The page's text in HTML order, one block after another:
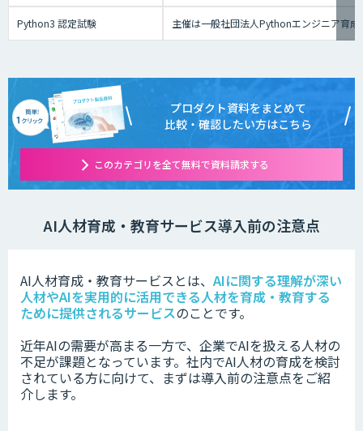
Python3 認定試験 主催は一般社団法人Pythonエンジニア育
プロダクト資料をまとめて
比較・確認したい方はこちら
このカテゴリを全て無料で資料請求する
AI人材育成・教育サービス導入前の注意点
AI人材育成・教育サービスとは、 AIに関する理解が深い
人材やAIを実用的に活用できる人材を育成・教育する
ために提供されるサービスのことです。
近年AIの需要が高まる一方で、企業でAIを扱える人材の
不足が課題となっています。社内でAI人材の育成を検討
されている方に向けて、まずは導入前の注意点をご紹
介します。